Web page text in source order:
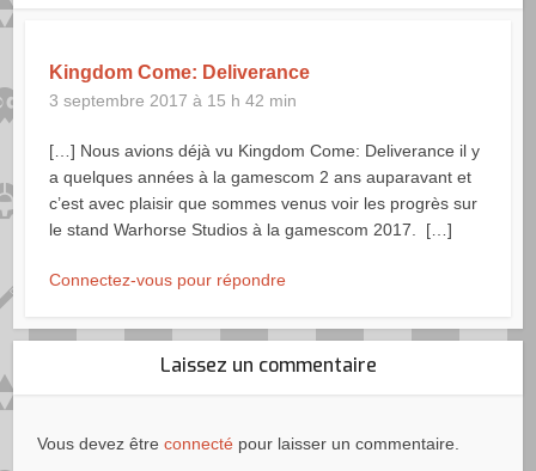
Kingdom Come: Deliverance
3 septembre 2017 à 15 h 42 min
[…] Nous avions déjà vu Kingdom Come: Deliverance il y
a quelques années à la gamescom 2 ans auparavant et
c’est avec plaisir que sommes venus voir les progrès sur
le stand Warhorse Studios à la gamescom 2017. […]
Connectez-vous pour répondre
Laissez un commentaire
Vous devez êtreconnecté pour laisser un commentaire.